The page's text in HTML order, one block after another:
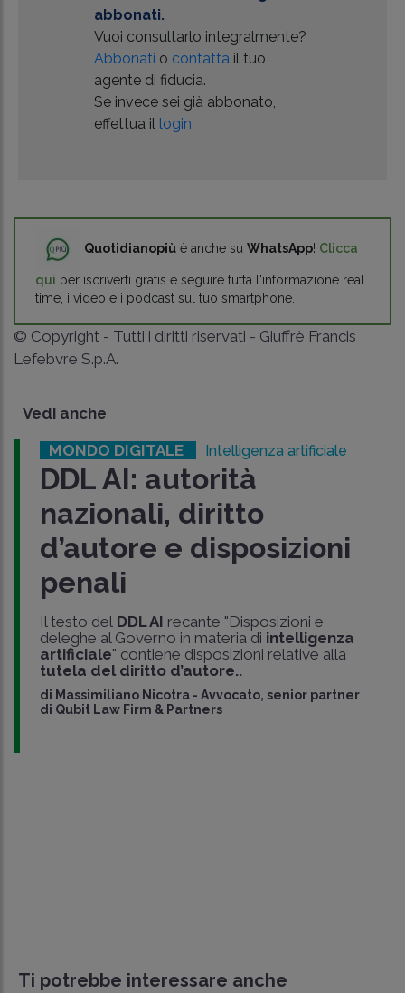
abbonati.
Vuoi consultarlo integralmente?
Abbonati o contatta il tuo
agente di fiducia.
Se invece sei già abbonato,
effettua il login.
Quotidianopiù è anche su WhatsApp! Clicca
qui per iscriverti gratis e seguire tutta l'informazione real
time, i video e i podcast sul tuo smartphone.
© Copyright - Tutti i diritti riservati - Giuffrè Francis
Lefebvre S.p.A.
Vedi anche
MONDO DIGITALE Intelligenza artificiale
DDL AI: autorità
nazionali, diritto
d’autore e disposizioni
penali
Il testo delDDL AI recante "Disposizioni e
deleghe al Governo in materia di intelligenza
artificiale" contiene disposizioni relative alla
tutela del diritto d’autore..
di Massimiliano Nicotra - Avvocato, senior partner
di Qubit Law Firm & Partners
Ti potrebbe interessare anche